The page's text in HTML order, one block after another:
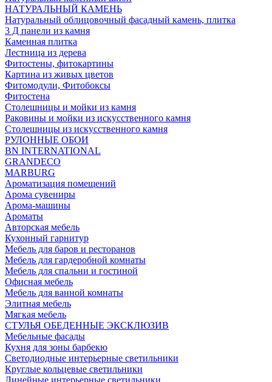
НАТУРАЛЬНЫЙ КАМЕНЬ
Натуральный облицовочный фасадный камень, плитка
3 Д панели из камня
Каменная плитка
Лестница из дерева
Фитостены, фитокартины
Картина из живых цветов
Фитомодули, Фитобоксы
Фитостена
Столешницы и мойки из камня
Раковины и мойки из искусственного камня
Столешницы из искусственного камня
РУЛОННЫЕ ОБОИ
BN INTERNATIONAL
GRANDECO
MARBURG
Ароматизация помещений
Арома сувениры
Арома-машины
Ароматы
Авторская мебель
Кухонный гарнитур
Мебель для баров и ресторанов
Мебель для гардеробной комнаты
Мебель для спальни и гостиной
Офисная мебель
Мебель для ванной комнаты
Элитная мебель
Мягкая мебель
СТУЛЬЯ ОБЕДЕННЫЕ ЭКСКЛЮЗИВ
Мебельные фасады
Кухня для зоны барбекю
Светодиодные интерьерные светильники
Круглые кольцевые светильники
Линейные интерьерные светильники